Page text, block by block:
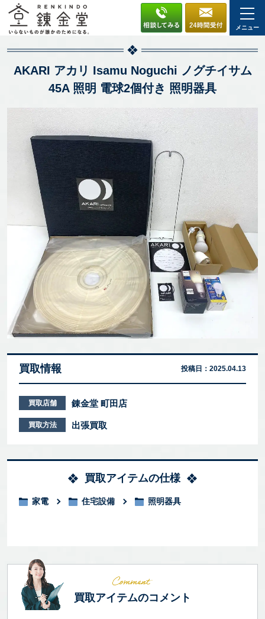
メニュー
AKARI アカリ Isamu Noguchi ノグチイサム
45A 照明 電球2個付き 照明器具
買取情報 投稿日： 2025.04.13
買取店舗 錬金堂 町田店
買取方法 出張買取
買取アイテムの仕様
家電 住宅設備 照明器具
買取アイテムのコメント